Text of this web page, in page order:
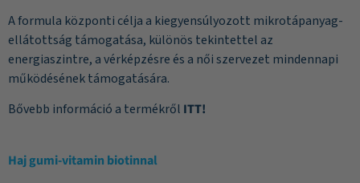
A formula központi célja a kiegyensúlyozott mikrotápanyag-
ellátottság támogatása, különös tekintettel az
energiaszintre, a vérképzésre és a női szervezet mindennapi
működésének támogatására.
Bővebb információ a termékről ITT!
Haj gumi-vitamin biotinnal